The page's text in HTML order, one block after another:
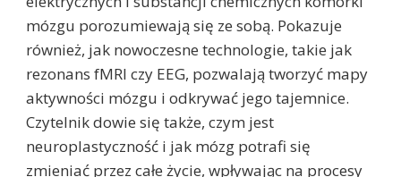
mózgu porozumiewają się ze sobą. Pokazuje
również, jak nowoczesne technologie, takie jak
rezonans fMRI czy EEG, pozwalają tworzyć mapy
aktywności mózgu i odkrywać jego tajemnice.
Czytelnik dowie się także, czym jest
neuroplastyczność i jak mózg potrafi się
zmieniać przez całe życie, wpływając na procesy